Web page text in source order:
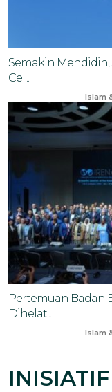
Semakin Mendidih,
Cel...
Islam
Pertemuan Badan
Dihelat...
Islam
INISIATIF